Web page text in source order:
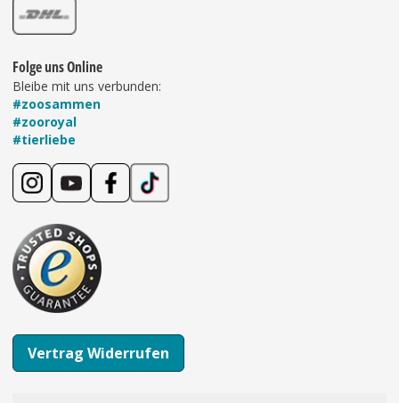
Folge uns Online
Bleibe mit uns verbunden:
#zoosammen
#zooroyal
#tierliebe
Vertrag Widerrufen